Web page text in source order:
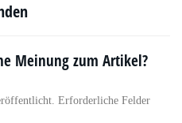
Meinung zum Artikel?
Erforderliche Felder